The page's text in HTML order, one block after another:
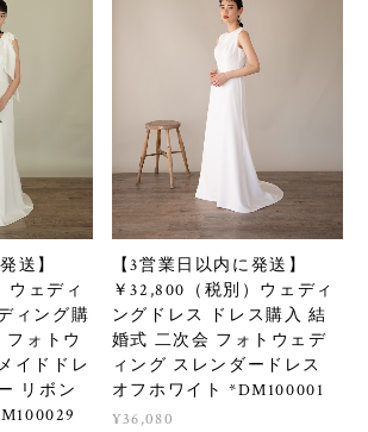
送】
ウェディ
ィング購
ォトウ
イドドレ
リボン
【3営業日以内に発送】
￥32,800（税別）ウェディ
ングドレス ドレス購入 結
婚式 二次会 フォトウェデ
ィング スレンダードレス
オフホワイト *DM100001
¥36,080